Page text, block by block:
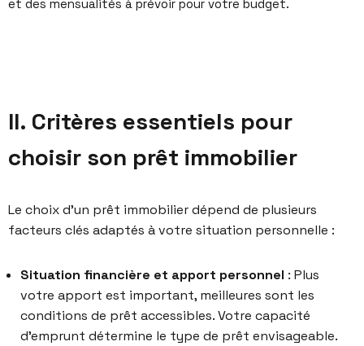
et des mensualités à prévoir pour votre budget.
II. Critères essentiels pour
choisir son prêt immobilier
Le choix d’un prêt immobilier dépend de plusieurs
facteurs clés adaptés à votre situation personnelle :
Situation financière et apport personnel : Plus
votre apport est important, meilleures sont les
conditions de prêt accessibles. Votre capacité
d’emprunt détermine le type de prêt envisageable.